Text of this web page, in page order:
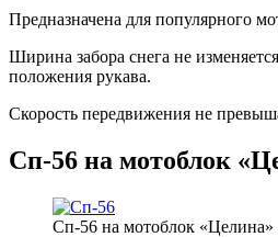
Предназначена для популярного
Ширина забора снега не
положения рукава.
Скорость передвижения не
Сп-56 на мотоблок
Сп-56 на мотоблок «Целина»